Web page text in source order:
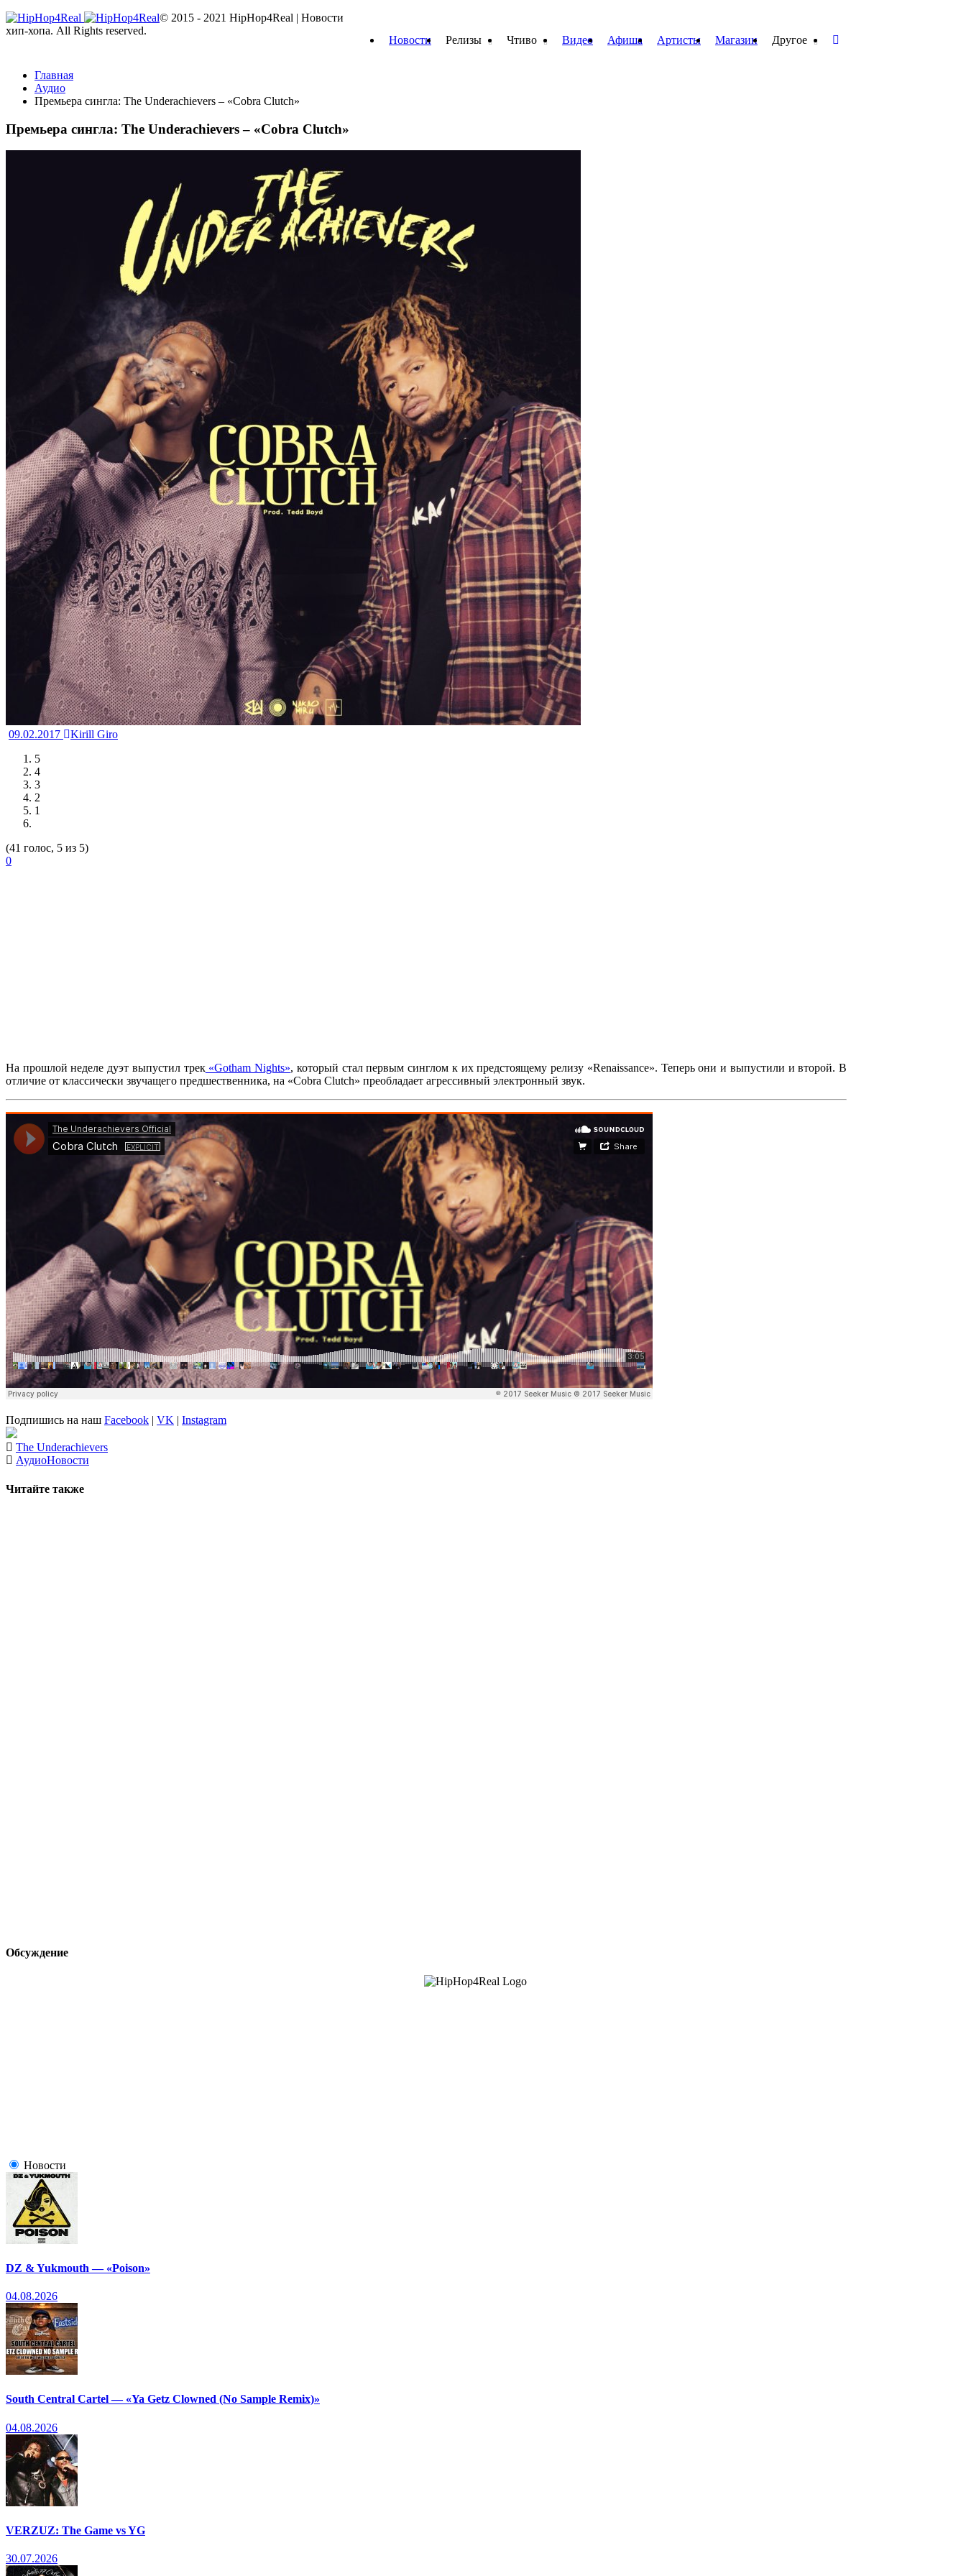
Новости Релизы Чтиво Видео Афиша Артисты Магазин Другое
Главная
Аудио
Премьера сингла: The Underachievers – «Cobra Clutch»
Премьера сингла: The Underachievers – «Cobra Clutch»
09.02.2017
Kirill Giro
5
4
3
2
1
(41 голос, 5 из 5)
0
На прошлой неделе дуэт выпустил трек«Gotham Nights», который стал первым синглом к их предстоящему релизу «Renaissance». Теперь они и выпустили и второй. В
отличие от классически звучащего предшественника, на «Cobra Clutch» преобладает агрессивный электронный звук.
Подпишись на наш Facebook | VK | Instagram
The Underachievers
АудиоНовости
Читайте также
Обсуждение
Новости
DZ & Yukmouth — «Poison»
04.08.2026
South Central Cartel — «Ya Getz Clowned (No Sample Remix)»
04.08.2026
VERZUZ: The Game vs YG
30.07.2026
© 2015 - 2021 HipHop4Real | Новости
хип-хопа. All Rights reserved.